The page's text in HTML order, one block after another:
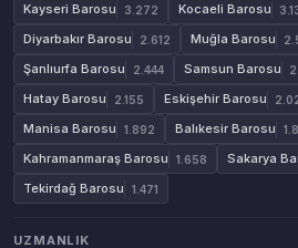
Kayseri Barosu 3.272 Kocaeli Barosu
Diyarbakır Barosu 2.612 Muğla Barosu
Şanlıurfa Barosu 2.444 Samsun Barosu
Hatay Barosu 2.155 Eskişehir Barosu
Manisa Barosu 1.892 Balıkesir Barosu
Kahramanmaraş Barosu 1.658 Sakarya
Tekirdağ Barosu 1.471
UZMANLIK